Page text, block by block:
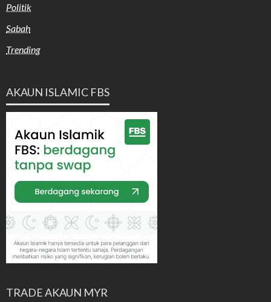
Politik
Sabah
Trending
AKAUN ISLAMIC FBS
TRADE AKAUN MYR